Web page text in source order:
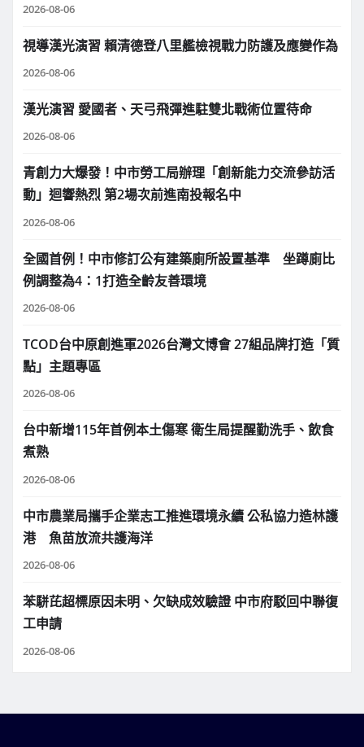
2026-08-06
視導漢光演習 賴清德登八里艦檢視戰力防護及應變作為
2026-08-06
漢光演習 愛國者、天弓飛彈進駐雙北戰術位置待命
2026-08-06
青創力大爆發！中市勞工局辦理「創新能力交流參訪活
動」迴響熱烈 第2場次前進南投報名中
2026-08-06
全國首例！中市修訂公有建築廁所設置基準 坐蹲廁比
例調整為4：1打造全齡友善環境
2026-08-06
TCOD台中原創進軍2026台灣文博會 27組品牌打造「質
點」主題專區
2026-08-06
台中新增115年首例本土傷寒 衛生局提醒勤洗手、飲食
煮熟
2026-08-06
中市農業局攜手企業志工推進環境永續 公私協力造林護
港 魚苗放流共護海洋
2026-08-06
苯駢芘超標原因未明、欠缺成效驗證 中市府駁回中聯復
工申請
2026-08-06